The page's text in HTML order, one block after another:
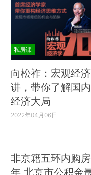
私房课
向松祚：宏观经
讲，带你了解国
经济大局
2022年04月06日
非京籍五环内购
年 北京市公积金